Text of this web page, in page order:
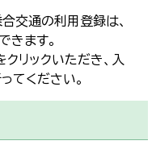
交通の利用登録は、
きます。
リックいただき、入
てください。